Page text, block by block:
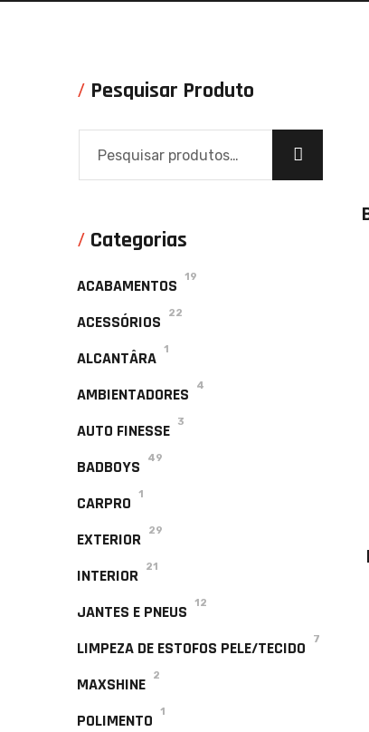
Pesquisar Produto
Categorias
ACABAMENTOS 19
ACESSÓRIOS 22
ALCANTÂRA 1
AMBIENTADORES 4
AUTO FINESSE 3
BADBOYS 49
CARPRO 1
EXTERIOR 29
INTERIOR 21
JANTES E PNEUS 12
LIMPEZA DE ESTOFOS PELE/TECIDO 7
MAXSHINE 2
POLIMENTO 1